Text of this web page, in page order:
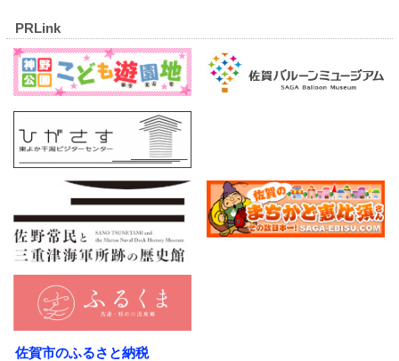
PRLink
佐賀市のふるさと納税